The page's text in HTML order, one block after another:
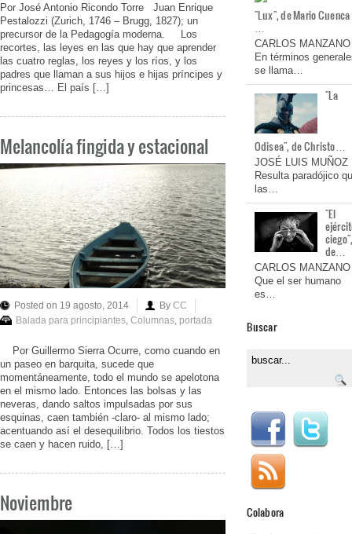
Por José Antonio Ricondo Torre Juan Enrique
Pestalozzi (Zurich, 1746 – Brugg, 1827); un
precursor de la Pedagogía moderna. Los
recortes, las leyes en las que hay que aprender
las cuatro reglas, los reyes y los ríos, y los
padres que llaman a sus hijos e hijas príncipes y
princesas… El país […]
Melancolía fingida y estacional
Posted on 19 agosto, 2014 By CC
Balada para principiantes, Columnas, portada
Por Guillermo Sierra Ocurre, como cuando en
un paseo en barquita, sucede que
momentáneamente, todo el mundo se apelotona
en el mismo lado. Entonces las bolsas y las
neveras, dando saltos impulsadas por sus
esquinas, caen también -claro- al mismo lado;
acentuando así el desequilibrio. Todos los tiestos
se caen y hacen ruido, […]
Noviembre
"Lux", de Mario Cuenca
…
CARLOS MANZANO
En términos
se llama…
"La
Odisea", de Christo…
JOSÉ LUIS MUÑOZ
Resulta paradójico
las…
"El
de…
CARLOS MANZANO
Que el ser humano
es…
Buscar
Colabora